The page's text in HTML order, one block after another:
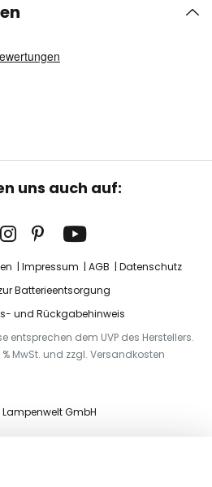
uns auch auf:
Impressum AGB
Datenschutz
Batterieentsorgung
und Rückgabehinweis
entsprechen dem UVP des Herstellers.
% MwSt. und zzgl. Versandkosten
GmbH